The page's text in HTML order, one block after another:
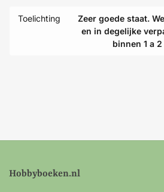
Toelichting
Zeer goede staat.
en in degelijke
binnen 1 a
Hobbyboeken.nl